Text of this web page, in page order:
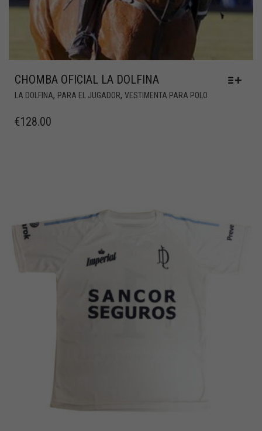
CHOMBA OFICIAL LA DOLFINA
LA DOLFINA, PARA EL JUGADOR, VESTIMENTA PARA POLO
€128.00